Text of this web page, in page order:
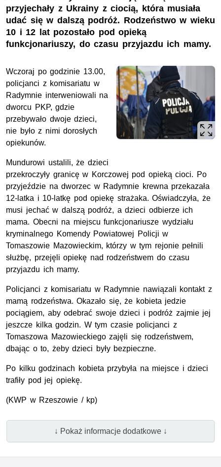
przyjechały z Ukrainy z ciocią, która musiała
udać się w dalszą podróż. Rodzeństwo w wieku
10 i 12 lat pozostało pod opieką
funkcjonariuszy, do czasu przyjazdu ich mamy.
Wczoraj po godzinie 13.00,
policjanci z komisariatu w
Radymnie interweniowali na
dworcu PKP, gdzie
przebywało dwoje dzieci,
nie było z nimi dorosłych
opiekunów.
Mundurowi ustalili, że dzieci
przekroczyły granicę w Korczowej pod opieką cioci. Po
przyjeździe na dworzec w Radymnie krewna przekazała
12-latka i 10-latkę pod opiekę strażaka. Oświadczyła, że
musi jechać w dalszą podróż, a dzieci odbierze ich
mama. Obecni na miejscu funkcjonariusze wydziału
kryminalnego Komendy Powiatowej Policji w
Tomaszowie Mazowieckim, którzy w tym rejonie pełnili
służbę, przejęli opiekę nad rodzeństwem do czasu
przyjazdu ich mamy.
Policjanci z komisariatu w Radymnie nawiązali kontakt z
mamą rodzeństwa. Okazało się, że kobieta jedzie
pociągiem, aby odebrać swoje dzieci i podróż zajmie jej
jeszcze kilka godzin. W tym czasie policjanci z
Tomaszowa Mazowieckiego zajęli się rodzeństwem,
dbając o to, żeby dzieci były bezpieczne.
Po kilku godzinach kobieta przybyła na miejsce i dzieci
trafiły pod jej opiekę.
(KWP w Rzeszowie / kp)
↓ Pokaż informacje dodatkowe ↓